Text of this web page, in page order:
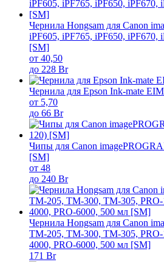
Чернила Hongsam для Canon
iPF605, iPF765, iPF650, iPF670,
[SM]
от 40,50
до 228 Br
Чернила для Epson Ink-mate
от 5,70
до 66 Br
Чипы для Canon
[SM]
от 48
до 240 Br
Чернила Hongsam для Canon
TM-205, TM-300, TM-305,
4000, PRO-6000, 500 мл [SM]
171 Br